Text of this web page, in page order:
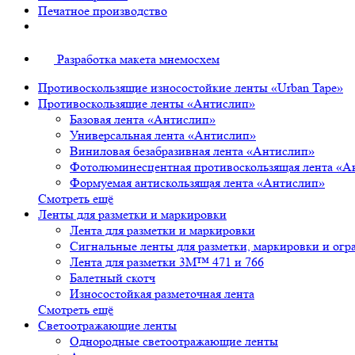
Печатное производство
Разработка макета мнемосхем
Противоскользящие износостойкие ленты «Urban Tape»
Противоскользящие ленты «Антислип»
Базовая лента «Антислип»
Универсальная лента «Антислип»
Виниловая безабразивная лента «Антислип»
Фотолюминесцентная противоскользящая лента
Формуемая антискользящая лента «Антислип»
Смотреть ещё
Ленты для разметки и маркировки
Лента для разметки и маркировки
Сигнальные ленты для разметки, маркировки и
Лента для разметки 3М™ 471 и 766
Балетный скотч
Износостойкая разметочная лента
Смотреть ещё
Светоотражающие ленты
Однородные светоотражающие ленты